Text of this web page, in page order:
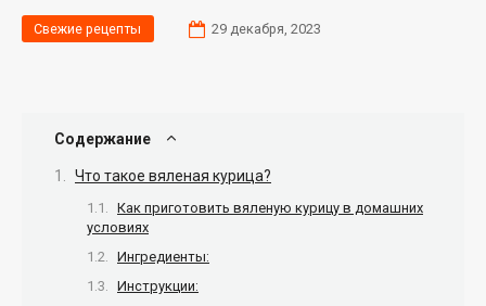
Свежие рецепты 29 декабря, 2023
Содержание
Что такое вяленая курица?
Как приготовить вяленую курицу в домашних
условиях
Ингредиенты:
Инструкции: